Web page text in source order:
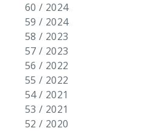
60 / 2024
59 / 2024
58 / 2023
57 / 2023
56 / 2022
55 / 2022
54 / 2021
53 / 2021
52 / 2020